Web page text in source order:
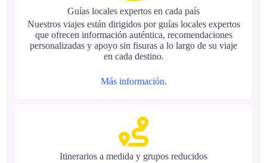
Guías locales expertos en cada país
Nuestros viajes están dirigidos por guías locales expertos
que ofrecen información auténtica, recomendaciones
personalizadas y apoyo sin fisuras a lo largo de su viaje
en cada destino.
Más información.
Itinerarios a medida y grupos reducidos